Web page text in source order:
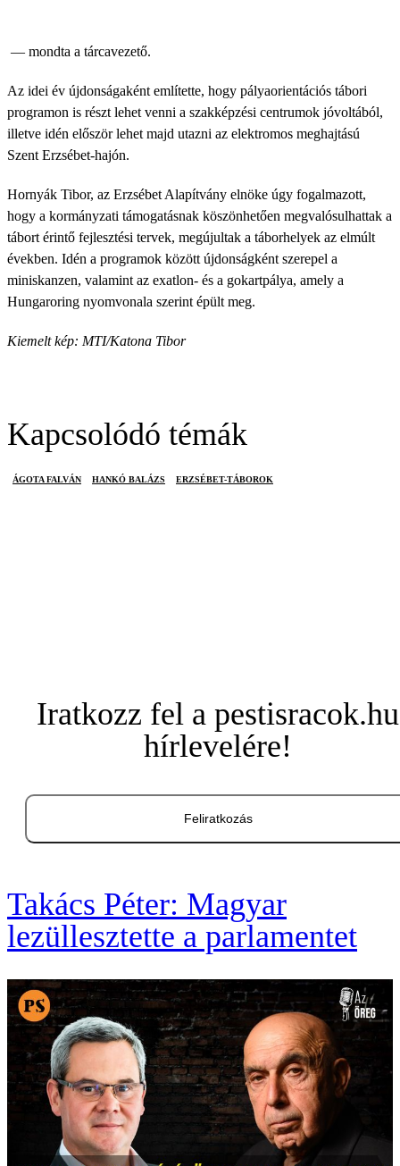
— mondta a tárcavezető.
Az idei év újdonságaként említette, hogy pályaorientációs tábori
programon is részt lehet venni a szakképzési centrumok jóvoltából,
illetve idén először lehet majd utazni az elektromos meghajtású
Szent Erzsébet-hajón.
Hornyák Tibor, az Erzsébet Alapítvány elnöke úgy fogalmazott,
hogy a kormányzati támogatásnak köszönhetően megvalósulhattak a
tábort érintő fejlesztési tervek, megújultak a táborhelyek az elmúlt
években. Idén a programok között újdonságként szerepel a
miniskanzen, valamint az exatlon- és a gokartpálya, amely a
Hungaroring nyomvonala szerint épült meg.
Kiemelt kép: MTI/Katona Tibor
Kapcsolódó témák
ÁGOTA FALVÁN HANKÓ BALÁZS ERZSÉBET-TÁBOROK
Iratkozz fel a pestisracok.hu
hírlevelére!
Feliratkozás
Takács Péter: Magyar
lezüllesztette a parlamentet